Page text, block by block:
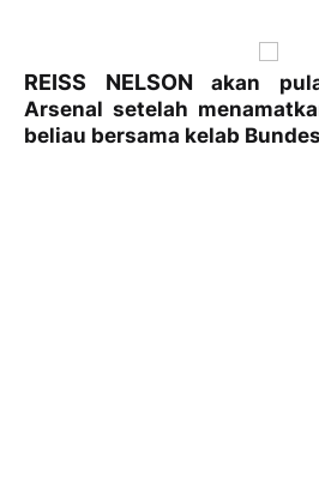
REISS NELSON akan
Arsenal setelah
beliau bersama kelab